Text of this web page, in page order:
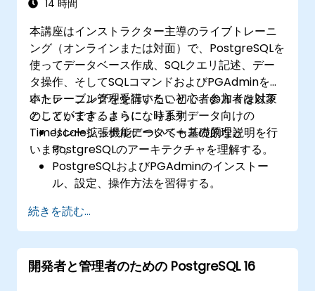
14 時間
本講座はインストラクター主導のライブトレーニ
ング（オンラインまたは対面）で、PostgreSQLを
使ってデータベース作成、SQLクエリ記述、デー
タ操作、そしてSQLコマンドおよびPGAdminを用
いたテーブル管理を行いたい初心者の方々を対象
としています。さらに、時系列データ向けの
Timescale拡張機能についても基礎的な説明を行
います。
本トレーニングを受講することで、参加者は以下
のことができるようになります：
リレーショナルデータベースの原理と
PostgreSQLのアーキテクチャを理解する。
PostgreSQLおよびPGAdminのインストー
ル、設定、操作方法を習得する。
理を行うためのSQLクエリを記述し実行でき
るようになる。
SQL文を用いてデータを操作し、データベー
スオブジェクトを管理することができる。
続きを読む...
開発者と管理者のための PostgreSQL 16